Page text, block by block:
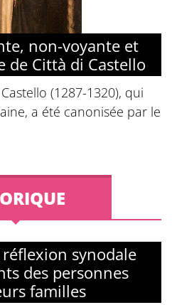
non-voyante et
de Città di Castello
(1287-1320), qui
a été canonisée par le
synodale
des personnes
familles